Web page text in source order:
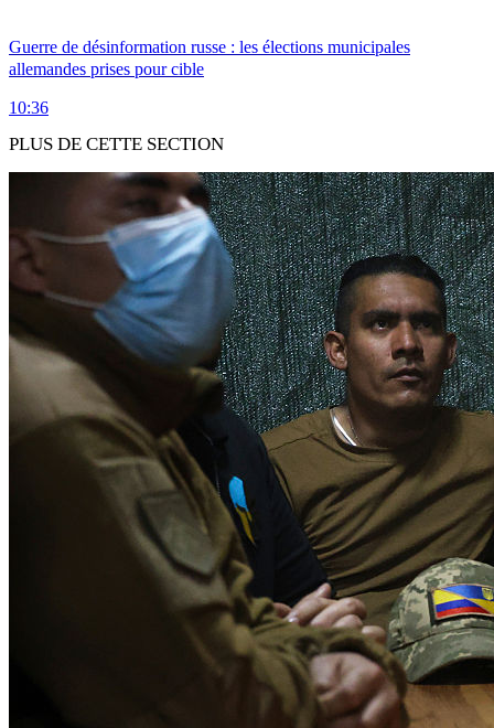
Guerre de désinformation russe : les élections municipales
allemandes prises pour cible
10:36
PLUS DE CETTE SECTION